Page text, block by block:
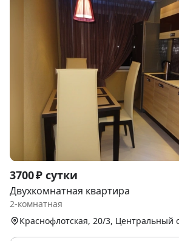
Item
1
of
9
3700 ₽ сутки
Двухкомнатная квартира
2-комнатная